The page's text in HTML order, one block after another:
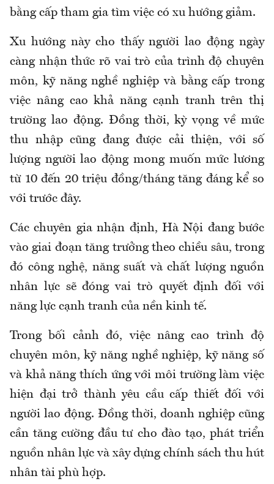
bằng cấp tham gia tìm việc có xu hướng giảm.
Xu hướng này cho thấy người lao động ngày
càng nhận thức rõ vai trò của trình độ chuyên
môn, kỹ năng nghề nghiệp và bằng cấp trong
việc nâng cao khả năng cạnh tranh trên thị
trường lao động. Đồng thời, kỳ vọng về mức
thu nhập cũng đang được cải thiện, với số
lượng người lao động mong muốn mức lương
từ 10 đến 20 triệu đồng/tháng tăng đáng kể so
với trước đây.
Các chuyên gia nhận định, Hà Nội đang bước
vào giai đoạn tăng trưởng theo chiều sâu, trong
đó công nghệ, năng suất và chất lượng nguồn
nhân lực sẽ đóng vai trò quyết định đối với
năng lực cạnh tranh của nền kinh tế.
Trong bối cảnh đó, việc nâng cao trình độ
chuyên môn, kỹ năng nghề nghiệp, kỹ năng số
và khả năng thích ứng với môi trường làm việc
hiện đại trở thành yêu cầu cấp thiết đối với
người lao động. Đồng thời, doanh nghiệp cũng
cần tăng cường đầu tư cho đào tạo, phát triển
nguồn nhân lực và xây dựng chính sách thu hút
nhân tài phù hợp.